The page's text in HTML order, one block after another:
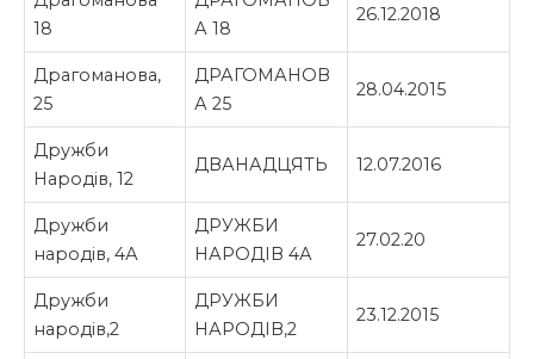
18
А 18
26.12.2018
Драгоманова,
25
ДРАГОМАНОВ
А 25
28.04.2015
Дружби
Народів, 12
ДВАНАДЦЯТЬ 12.07.2016
Дружби
народів, 4А
ДРУЖБИ
НАРОДІВ 4А
27.02.20
Дружби
народів,2
ДРУЖБИ
НАРОДІВ,2
23.12.2015